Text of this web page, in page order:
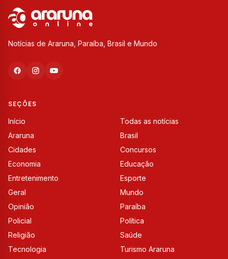
Notícias de Araruna, Paraíba, Brasil e Mundo
SEÇÕES
Início
Todas as notícias
Araruna
Brasil
Cidades
Concursos
Economia
Educação
Entretenimento
Esporte
Geral
Mundo
Opinião
Paraíba
Policial
Política
Religião
Saúde
Tecnologia
Turismo Araruna